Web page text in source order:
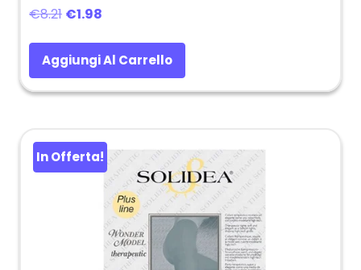
€8.21 Il
originale
era:
€8.21.
€1.98
attuale
è:
€1.98.
Aggiungi Al Carrello
In Offerta!